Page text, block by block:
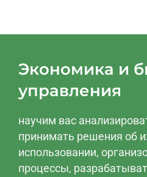
Экономика и
управления
научим вас
принимать решения об
использовании,
процессы,